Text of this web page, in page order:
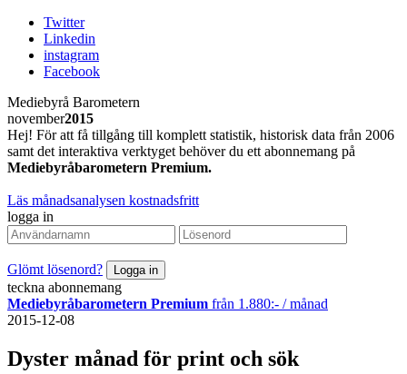
Twitter
Linkedin
instagram
Facebook
Mediebyrå Barometern
november2015
Hej! För att få tillgång till komplett statistik, historisk data från 2006
samt det interaktiva verktyget behöver du ett abonnemang på
Mediebyråbarometern Premium.
Läs månadsanalysen kostnadsfritt
logga in
Glömt lösenord?
teckna abonnemang
Mediebyråbarometern Premium från 1.880:- / månad
2015-12-08
Dyster månad för print och sök